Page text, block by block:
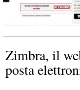
Zimbra, il
posta